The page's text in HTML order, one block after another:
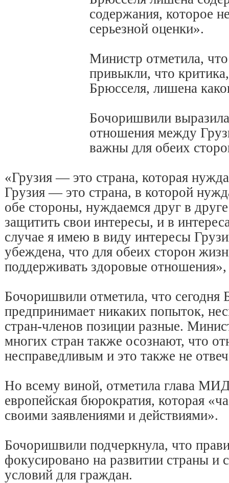
содержания, которое
серьезной оценки».
Министр отметила,
привыкли, что
Брюсселя, лишена
Бочоришвили
отношения между
важны для обеих
«Грузия — это страна, которая
Грузия — это страна, в которой
обе стороны, нуждаемся друг в
защитить свои интересы, и в
случае я имею в виду интересы
убеждена, что для обеих сторон
поддерживать здоровые
Бочоришвили отметила, что сегодня
предпринимает никаких попыток,
стран-членов позиции разные.
многих стран также осознают, что
несправедливым и это также не
Но всему виной, отметила глава
европейская бюрократия, которая
своими заявлениями и действиями».
Бочоришвили подчеркнула, что
фокусировано на развитии страны и
условий для граждан.